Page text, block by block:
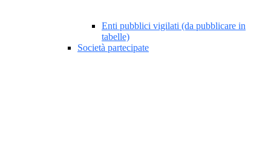
Enti pubblici vigilati (da pubblicare in
tabelle)
Società partecipate